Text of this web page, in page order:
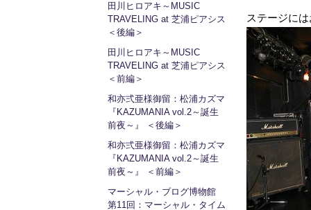
田川ヒロアキ～MUSIC
TRAVELING at 芝浦ピアシス
＜後編＞
田川ヒロアキ～MUSIC
TRAVELING at 芝浦ピアシス
＜前編＞
和亦弍亜様御留：松浦カズマ
『KAZUMANIA vol.2～誕生
前夜～』 ＜後編＞
和亦弍亜様御留：松浦カズマ
『KAZUMANIA vol.2～誕生
前夜～』 ＜前編＞
マーシャル・ブログ博物館
第11回：マーシャル・タイム
ステージに